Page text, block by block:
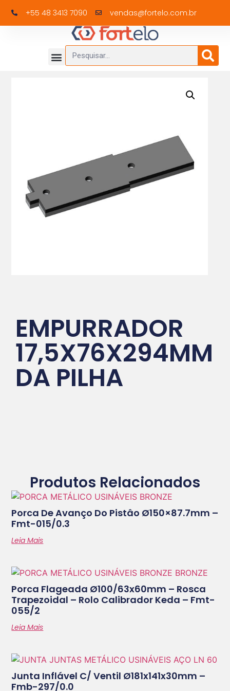
+55 48 3413 7090 vendas@fortelo.com.br
EMPURRADOR
17,5X76X294MM
DA PILHA
Produtos Relacionados
Porca De Avanço Do Pistâo Ø150×87.7mm –
Fmt-015/0.3
Leia Mais
Porca Flageada Ø100/63x60mm – Rosca
Trapezoidal – Rolo Calibrador Keda – Fmt-
055/2
Leia Mais
Junta Inflável C/ Ventil Ø181x141x30mm –
Fmb-297/0.0